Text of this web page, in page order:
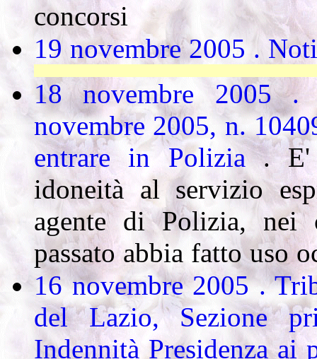
concorsi
19 novembre 2005 .
18 novembre 2005
novembre 2005, n.
entrare in Polizia. E'
idoneità al servizio
agente di Polizia,
passato abbia fatto uso
16 novembre 2005 .
del Lazio, Sezione
Indennità Presidenza